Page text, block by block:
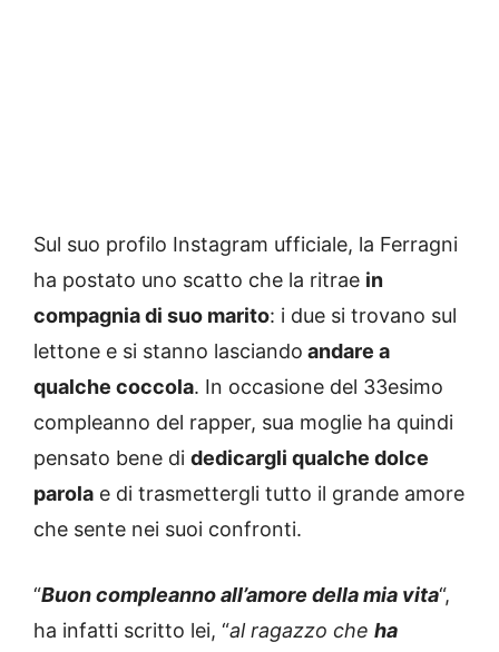
Sul suo profilo Instagram ufficiale, la Ferragni
ha postato uno scatto che la ritrae in
compagnia di suo marito: i due si trovano sul
lettone e si stanno lasciando andare a
qualche coccola. In occasione del 33esimo
compleanno del rapper, sua moglie ha quindi
pensato bene di dedicargli qualche dolce
parola e di trasmettergli tutto il grande amore
che sente nei suoi confronti.
“Buon compleanno all’amore della mia vita“,
ha infatti scritto lei, “al ragazzo che ha